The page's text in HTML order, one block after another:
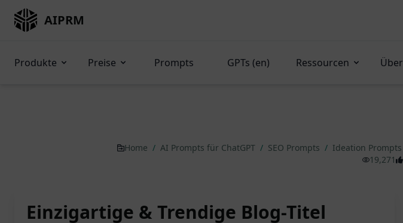
AIPRM
Produkte Preise Prompts GPTs (en) Ressourcen Über
Home / AI Prompts für ChatGPT / SEO Prompts / Ideation Prompts
19,271
Einzigartige & Trendige Blog-Titel